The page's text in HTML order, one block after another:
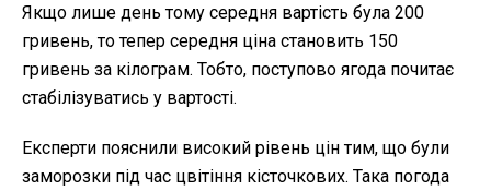
Якщо лише день тому середня вартість була 200
гривень, то тепер середня ціна становить 150
гривень за кілограм. Тобто, поступово ягода почитає
стабілізуватись у вартості.
Експерти пояснили високий рівень цін тим, що були
заморозки під час цвітіння кісточкових. Така погода